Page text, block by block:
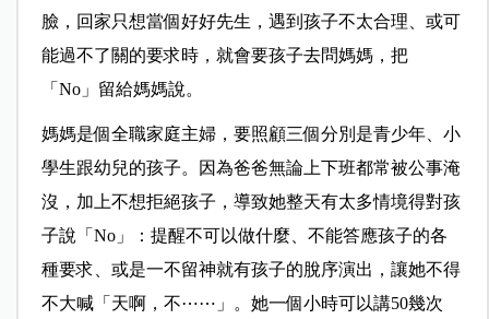
臉，回家只想當個好好先生，遇到孩子不太合理、或可
能過不了關的要求時，就會要孩子去問媽媽，把
「No」留給媽媽說。
媽媽是個全職家庭主婦，要照顧三個分別是青少年、小
學生跟幼兒的孩子。因為爸爸無論上下班都常被公事淹
沒，加上不想拒絕孩子，導致她整天有太多情境得對孩
子說「No」：提醒不可以做什麼、不能答應孩子的各
種要求、或是一不留神就有孩子的脫序演出，讓她不得
不大喊「天啊，不⋯⋯」。她一個小時可以講50幾次